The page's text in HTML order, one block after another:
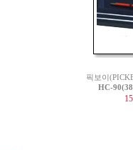
픽보이
HC-